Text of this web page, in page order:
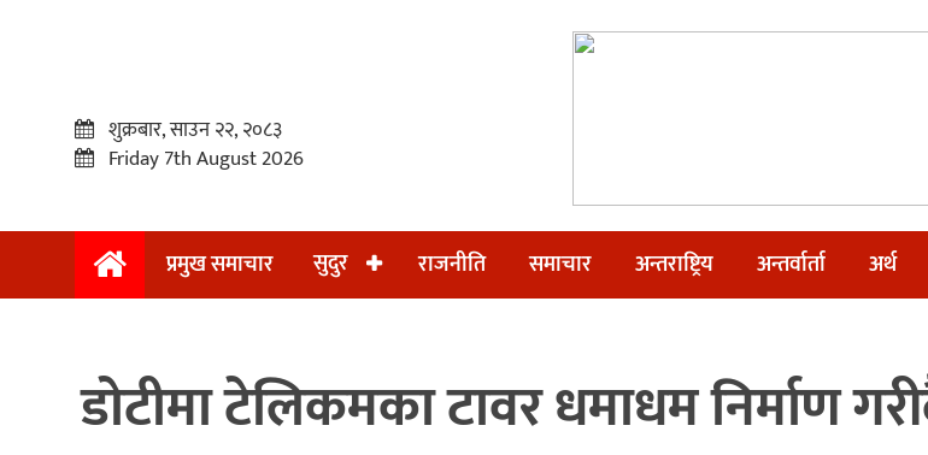
प्रमुख
शुक्रबार, साउन २२, २०८३
Friday 7th August 2026
प्रमुख समाचार सुदुर राजनीति समाचार अन्तराष्ट्रिय अन्तर्वार्ता अर्थ
डोटीमा टेलिकमका टावर धमाधम निर्माण